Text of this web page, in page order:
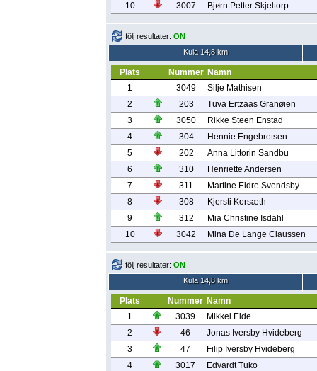
10
3007 Bjørn Petter Skjeltorp
följ resultater: ON
Kula 14,8 km
Plats Nummer Namn
1
3049
Silje Mathisen
2
203
Tuva Ertzaas Granøien
3
3050
Rikke Steen Enstad
4
304
Hennie Engebretsen
5
202
Anna Littorin Sandbu
6
310
Henriette Andersen
7
311
Martine Eldre Svendsby
8
308
Kjersti Korsæth
9
312
Mia Christine Isdahl
10
3042 Mina De Lange Claussen
följ resultater: ON
Kula 14,8 km
Plats Nummer Namn
1
3039
Mikkel Eide
2
46
Jonas Iversby Hvideberg
3
47
Filip Iversby Hvideberg
4
3017 Edvardt Tuko